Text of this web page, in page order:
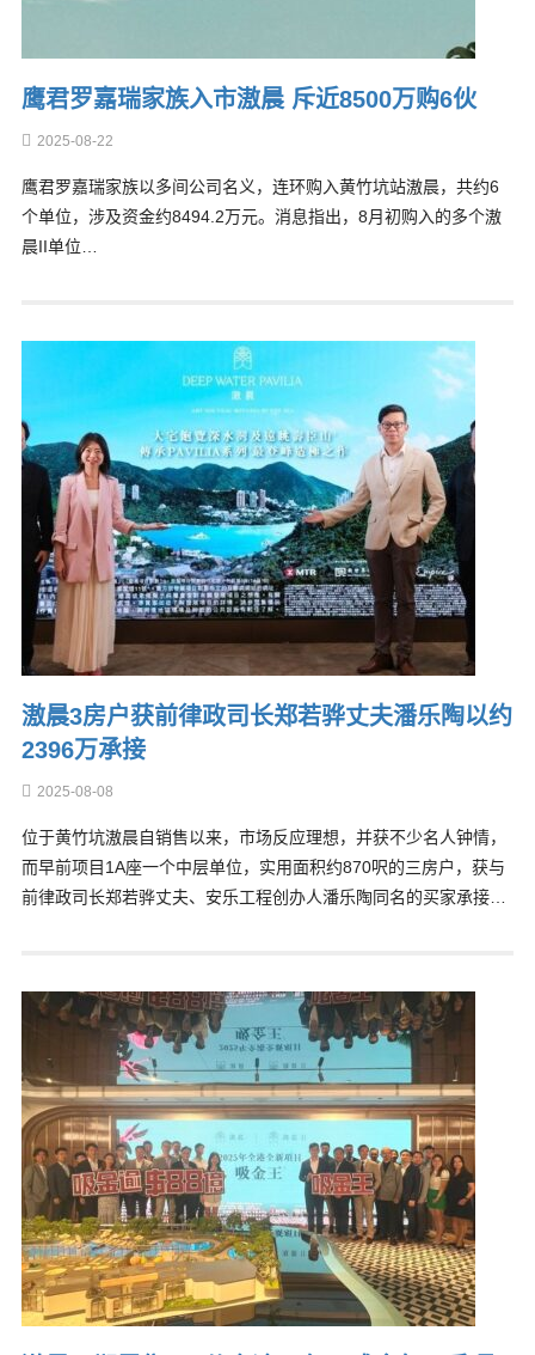
鹰君罗嘉瑞家族入市滶晨 斥近8500万购6伙
2025-08-22
鹰君罗嘉瑞家族以多间公司名义，连环购入黄竹坑站滶晨，共约6
个单位，涉及资金约8494.2万元。消息指出，8月初购入的多个滶
晨II单位…
滶晨3房户获前律政司长郑若骅丈夫潘乐陶以约
2396万承接
2025-08-08
位于黄竹坑滶晨自销售以来，市场反应理想，并获不少名人钟情，
而早前项目1A座一个中层单位，实用面积约870呎的三房户，获与
前律政司长郑若骅丈夫、安乐工程创办人潘乐陶同名的买家承接…